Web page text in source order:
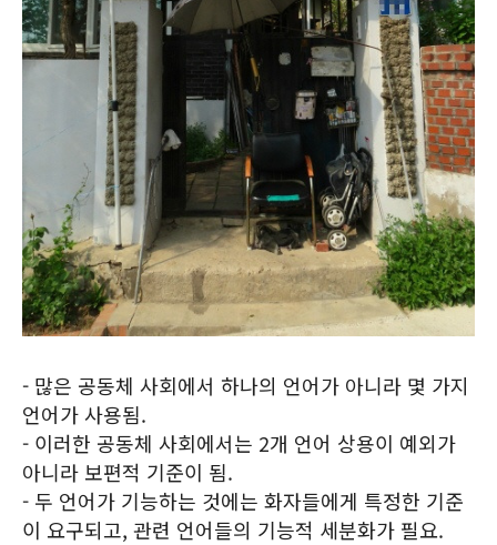
- 많은 공동체 사회에서 하나의 언어가 아니라 몇 가지
언어가 사용됨.
- 이러한 공동체 사회에서는 2개 언어 상용이 예외가
아니라 보편적 기준이 됨.
- 두 언어가 기능하는 것에는 화자들에게 특정한 기준
이 요구되고, 관련 언어들의 기능적 세분화가 필요.